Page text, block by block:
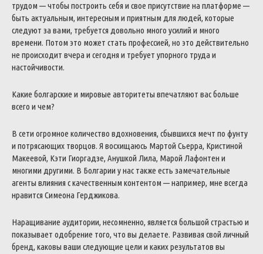
трудом — чтобы построить себя и свое присутствие на платформе —
быть актуальным, интересным и приятным для людей, которые
следуют за вами, требуется довольно много усилий и много
времени. Потом это может стать профессией, но это действительно
не происходит вчера и сегодня и требует упорного труда и
настойчивости.
Какие болгарские и мировые авторитеты впечатляют вас больше
всего и чем?
В сети огромное количество вдохновения, сбывшихся мечт по фунту
и потрясающих творцов. Я восхищаюсь Мартой Сьерра, Кристиной
Макеевой, Кэти Гиоргадзе, Анушкой Лила, Марой Лафонтен и
многими другими. В Болгарии у нас также есть замечательные
агенты влияния с качественным контентом — например, мне всегда
нравится Симеона Герджикова.
Наращивание аудитории, несомненно, является большой страстью и
показывает одобрение того, что вы делаете. Развивая свой личный
бренд, каковы ваши следующие цели и каких результатов вы